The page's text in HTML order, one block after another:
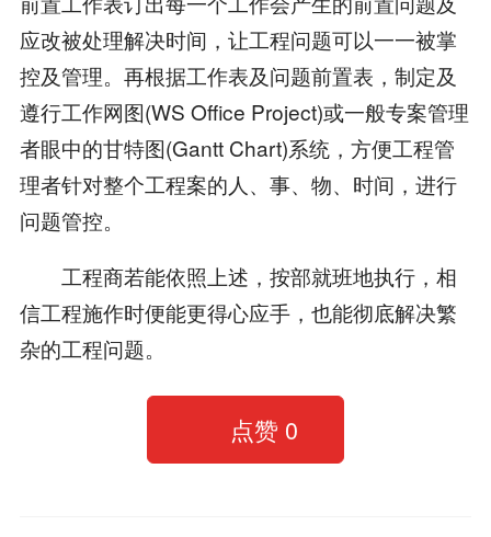
应改被处理解决时间，让工程问题可以一一被掌
控及管理。再根据工作表及问题前置表，制定及
遵行工作网图(WS Office Project)或一般专案管理
者眼中的甘特图(Gantt Chart)系统，方便工程管
理者针对整个工程案的人、事、物、时间，进行
问题管控。
工程商若能依照上述，按部就班地执行，相
信工程施作时便能更得心应手，也能彻底解决繁
杂的工程问题。
点赞 0